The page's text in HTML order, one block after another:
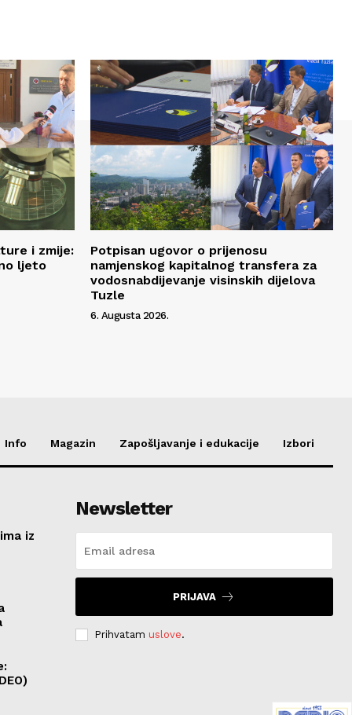
i zmije:
ljeto
Potpisan ugovor o prijenosu
namjenskog kapitalnog transfera za
vodosnabdijevanje visinskih dijelova
Tuzle
6. Augusta 2026.
Info Magazin Zapošljavanje i edukacije Izbori
iz
Newsletter
PRIJAVA
Prihvatam uslove.